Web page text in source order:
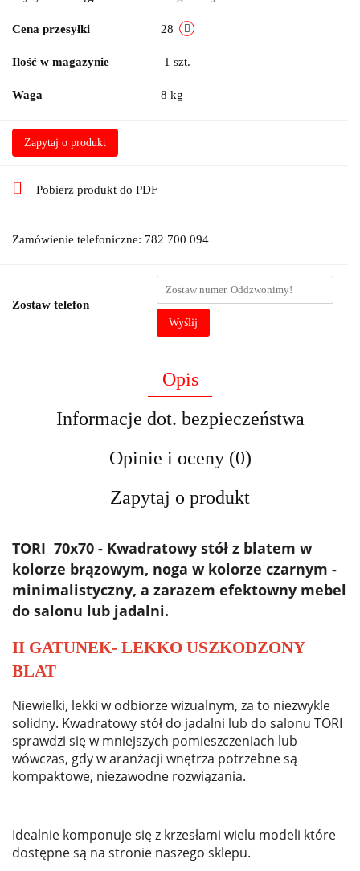
Cena przesyłki 28
Ilość w magazynie 1 szt.
Waga 8 kg
Zapytaj o produkt
Pobierz produkt do PDF
Zamówienie telefoniczne: 782 700 094
Zostaw telefon
Wyślij
Opis
Informacje dot. bezpieczeństwa
Opinie i oceny (0)
Zapytaj o produkt
TORI 70x70 - Kwadratowy stół z blatem w
kolorze brązowym, noga w kolorze czarnym -
minimalistyczny, a zarazem efektowny mebel
do salonu lub jadalni.
II GATUNEK- LEKKO USZKODZONY
BLAT
Niewielki, lekki w odbiorze wizualnym, za to niezwykle
solidny. Kwadratowy stół do jadalni lub do salonu TORI
sprawdzi się w mniejszych pomieszczeniach lub
wówczas, gdy w aranżacji wnętrza potrzebne są
kompaktowe, niezawodne rozwiązania.
Idealnie komponuje się z krzesłami wielu modeli które
dostępne są na stronie naszego sklepu.